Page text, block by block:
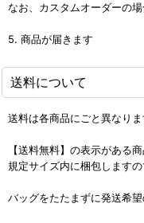
なお、カスタムオーダーの
5. 商品が届きます
送料について
送料は各商品にごと異なりま
【送料無料】の表示がある
規定サイズ内に梱包します
バッグをたたまずに発送希